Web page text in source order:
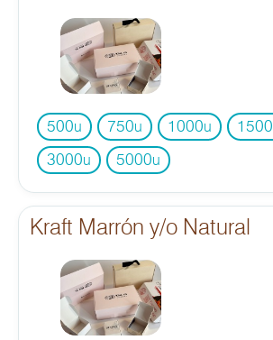
500u 750u 1000u 1500
3000u 5000u
Kraft Marrón y/o Natural